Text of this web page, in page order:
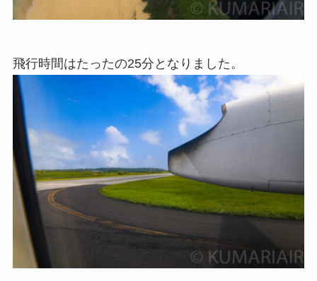
飛行時間はたったの25分となりました。